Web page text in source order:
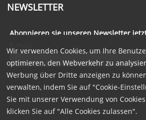
NEWSLETTER
Abonnieren sie unseren Newsletter
Wir verwenden Cookies, um Ihre
optimieren, den Webverkehr zu
Werbung über Dritte anzeigen zu
verwalten, indem Sie auf "Cookie-
Sie mit unserer Verwendung von
klicken Sie auf "Alle Cookies zulassen".